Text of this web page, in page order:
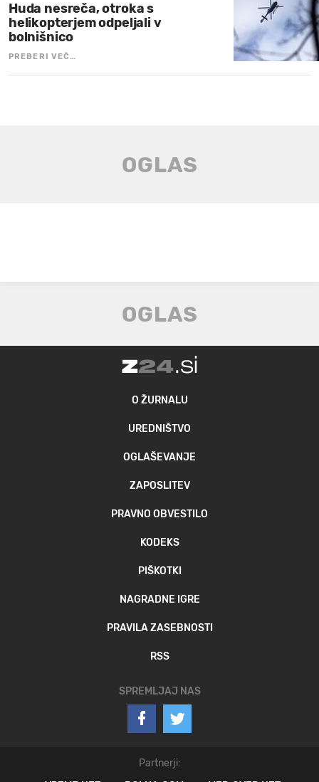
Huda nesreča, otroka s
helikopterjem odpeljali v
bolnišnico
PREBERI VEČ…
O ŽURNALU
UREDNIŠTVO
OGLAŠEVANJE
ZAPOSLITEV
PRAVNO OBVESTILO
KODEKS
PIŠKOTKI
NAGRADNE IGRE
PRAVILA ZASEBNOSTI
RSS
SPREMLJAJ NAS
Partnerji: